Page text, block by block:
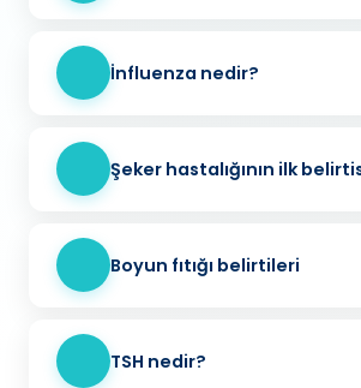
İnfluenza nedir?
Şeker hastalığının ilk
Boyun fıtığı belirtileri
TSH nedir?